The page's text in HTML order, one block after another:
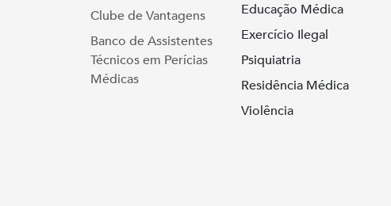
Clube de Vantagens
Banco de Assistentes
Técnicos em Perícias
Médicas
Educação Médica
Exercício Ilegal
Psiquiatria
Residência Médica
Violência